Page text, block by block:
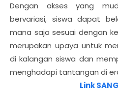
Dengan akses yang
bervariasi, siswa dapat
mana saja sesuai dengan
merupakan upaya untuk
di kalangan siswa dan
menghadapi tantangan di
Link